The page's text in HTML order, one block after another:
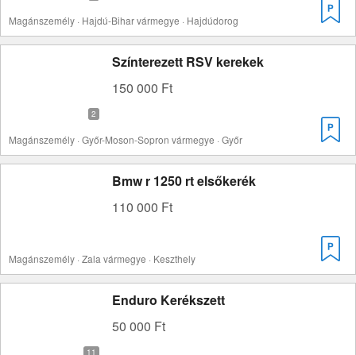
Magánszemély · Hajdú-Bihar vármegye · Hajdúdorog
Színterezett RSV kerekek
150 000 Ft
Magánszemély · Győr-Moson-Sopron vármegye · Győr
Bmw r 1250 rt elsőkerék
110 000 Ft
Magánszemély · Zala vármegye · Keszthely
Enduro Kerékszett
50 000 Ft